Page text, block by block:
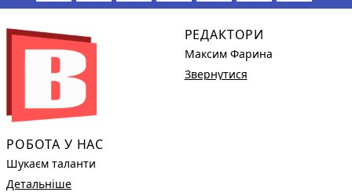
РОБОТА У НАС
Шукаєм таланти
Детальніше
РЕДАКТОРИ
Максим Фарина
Звернутися